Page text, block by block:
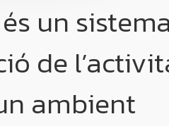
és un
de
ambient